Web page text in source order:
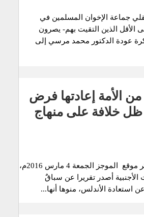
جماعة الإخوان المسلمين في
الأقل الذين التقيت بهم- يصرون
عودة الدكتور محمد مرسي إلى
من الأمة إعادتها فرض
خلافة على منهاج
خبر وتعليق الخبر: ذكر موقع الموجز الجمعة 4 مارس 2016م،
الأجنبية أصدر تقريرا عن سباقٌ
استعادة الأندلس، منوها أنها...